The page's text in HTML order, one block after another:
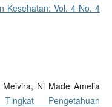
Kesehatan: Vol. 4 No. 4
Ni Made Amelia
Pengetahuan